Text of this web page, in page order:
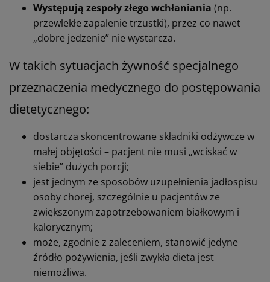
Występują zespoły złego wchłaniania (np.
przewlekłe zapalenie trzustki), przez co nawet
„dobre jedzenie” nie wystarcza.
W takich sytuacjach żywność specjalnego
przeznaczenia medycznego do postępowania
dietetycznego:
dostarcza skoncentrowane składniki odżywcze w
małej objętości – pacjent nie musi „wciskać w
siebie” dużych porcji;
jest jednym ze sposobów uzupełnienia jadłospisu
osoby chorej, szczególnie u pacjentów ze
zwiększonym zapotrzebowaniem białkowym i
kalorycznym;
może, zgodnie z zaleceniem, stanowić jedyne
źródło pożywienia, jeśli zwykła dieta jest
niemożliwa.